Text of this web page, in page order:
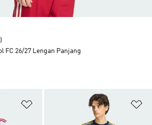
Tambahkan ke Wishlist
FC 26/27 Lengan Panjang